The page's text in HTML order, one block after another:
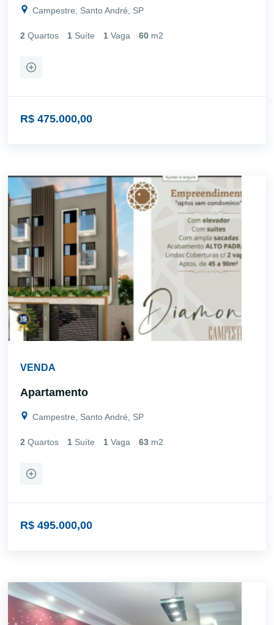
Campestre, Santo André, SP
2 Quartos 1 Suíte 1 Vaga 60 m2
R$ 475.000,00
VENDA
Apartamento
Campestre, Santo André, SP
2 Quartos 1 Suíte 1 Vaga 63 m2
R$ 495.000,00